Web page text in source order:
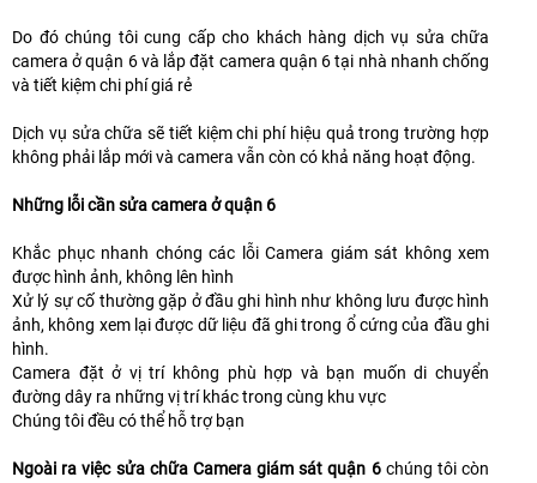
Do đó chúng tôi cung cấp cho khách hàng dịch vụ sửa chữa
camera ở quận 6 và lắp đặt camera quận 6 tại nhà nhanh chống
và tiết kiệm chi phí giá rẻ
Dịch vụ sửa chữa sẽ tiết kiệm chi phí hiệu quả trong trường hợp
không phải lắp mới và camera vẫn còn có khả năng hoạt động.
Những lỗi cần sửa camera ở quận 6
Khắc phục nhanh chóng các lỗi Camera giám sát không xem
được hình ảnh, không lên hình
Xử lý sự cố thường gặp ở đầu ghi hình như không lưu được hình
ảnh, không xem lại được dữ liệu đã ghi trong ổ cứng của đầu ghi
hình.
Camera đặt ở vị trí không phù hợp và bạn muốn di chuyển
đường dây ra những vị trí khác trong cùng khu vực
Chúng tôi đều có thể hỗ trợ bạn
Ngoài ra việc sửa chữa Camera giám sát quận 6chúng tôi còn